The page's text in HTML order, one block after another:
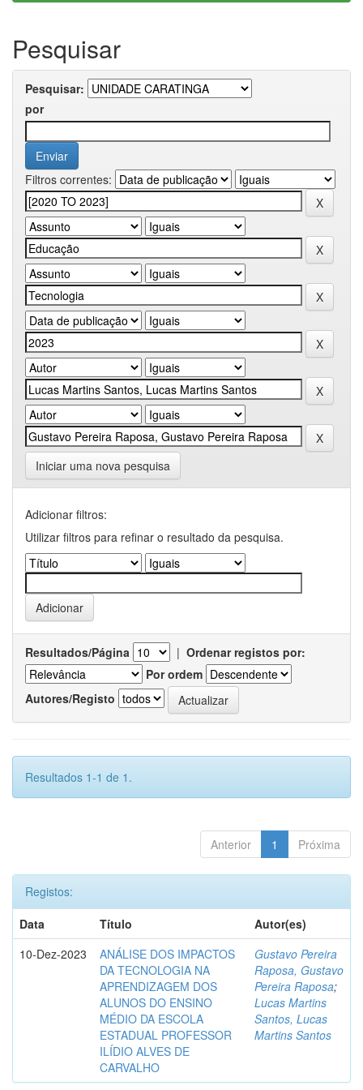
Pesquisar
Pesquisar:
por
Filtros correntes:
Iniciar uma nova pesquisa
Adicionar filtros:
Utilizar filtros para refinar o resultado da pesquisa.
Resultados/Página | Ordenar registos por:
Por ordem
Autores/Registo
Resultados 1-1 de 1.
Anterior 1 Próxima
Registos:
Data
Título
Autor(es)
10-Dez-2023
ANÁLISE DOS IMPACTOS
DA TECNOLOGIA NA
APRENDIZAGEM DOS
ALUNOS DO ENSINO
MÉDIO DA ESCOLA
ESTADUAL PROFESSOR
ILÍDIO ALVES DE
CARVALHO
Gustavo Pereira
Raposa, Gustavo
Pereira Raposa;
Lucas Martins
Santos, Lucas
Martins Santos